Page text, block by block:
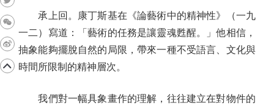
承上回。康丁斯基在《論藝術中的精神性》（一九
一二）寫道：「藝術的任務是讓靈魂甦醒。」他相信，
抽象能夠擺脫自然的局限，帶來一種不受語言、文化與
時間所限制的精神層次。
我們對一幅具象畫作的理解，往往建立在對物件的